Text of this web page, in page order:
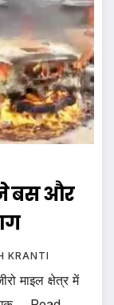
बस और
KRANTI
माइल क्षेत्र में